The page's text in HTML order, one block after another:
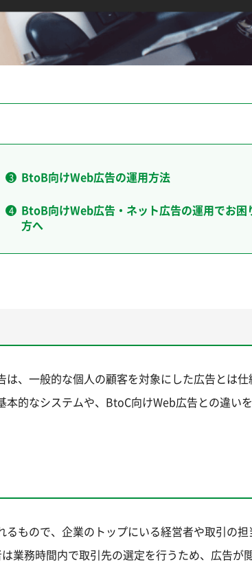
BtoB向けWeb広告の運用方法
BtoB向けWeb広告・ネット広告の運用でお困
方へ
、一般的な個人の顧客を対象にした広告とは
的なシステムや、BtoC向けWeb広告との違い
もので、企業のトップにいる経営者や取引の担
業務時間内で取引先の選定を行うため、広告が